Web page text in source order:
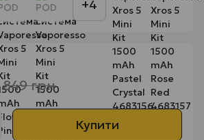
+4
849 грн
Купити